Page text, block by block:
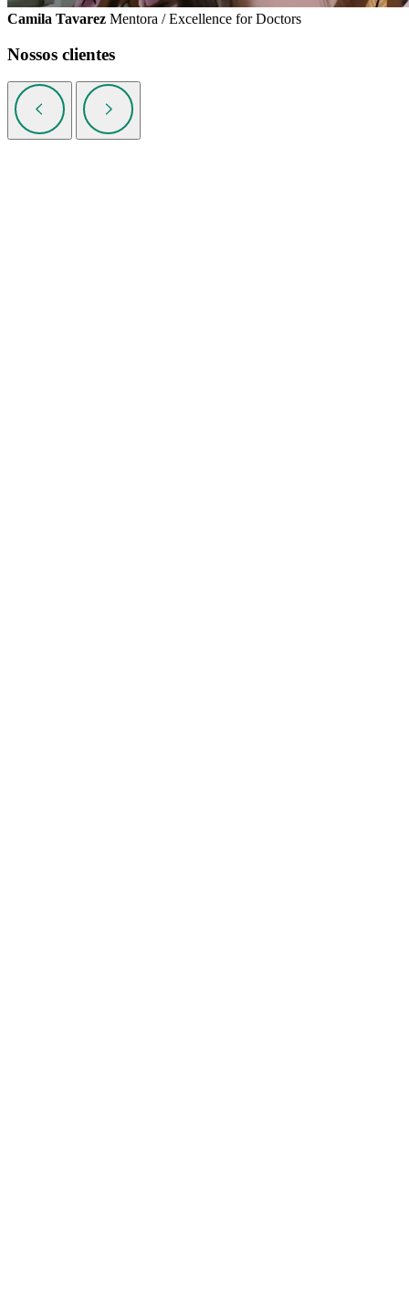
Camila Tavarez Mentora / Excellence for Doctors
Nossos clientes